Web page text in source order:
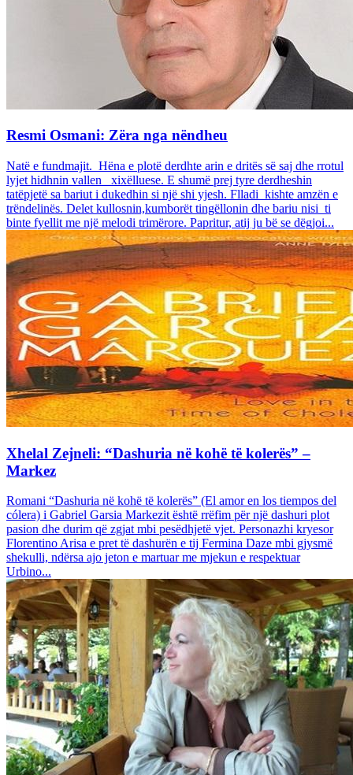
Resmi Osmani: Zëra nga nëndheu
Natë e fundmajit. Hëna e plotë derdhte arin e dritës së saj dhe rrotul
lyjet hidhnin vallen xixëlluese. E shumë prej tyre derdheshin
tatëpjetë sa bariut i dukedhin si një shi yjesh. Flladi kishte amzën e
trëndelinës. Delet kullosnin,kumborët tingëllonin dhe bariu nisi ti
binte fyellit me një melodi trimërore. Papritur, atij ju bë se dëgjoi...
Xhelal Zejneli: “Dashuria në kohë të kolerës” –
Markez
Romani “Dashuria në kohë të kolerës” (El amor en los tiempos del
cólera) i Gabriel Garsia Markezit është rrëfim për një dashuri plot
pasion dhe durim që zgjat mbi pesëdhjetë vjet. Personazhi kryesor
Florentino Arisa e pret të dashurën e tij Fermina Daze mbi gjysmë
shekulli, ndërsa ajo jeton e martuar me mjekun e respektuar
Urbino...